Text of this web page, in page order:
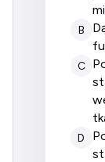
B
dąży się do osiągnięcia
C
podstawę diagnostyczną
D
podstawę czynnościową